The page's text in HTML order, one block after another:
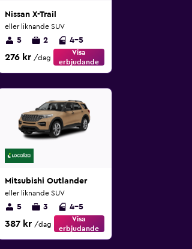
Nissan X-Trail
eller liknande SUV
5 2 4-5
276 kr /dag
Visa
erbjudande
Mitsubishi Outlander
eller liknande SUV
5 3 4-5
387 kr /dag
Visa
erbjudande